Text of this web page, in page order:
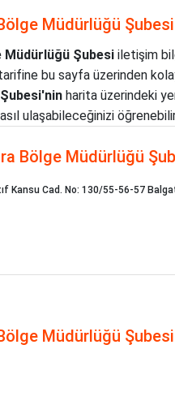
Müdürlüğü
Şubesi iletişim
bu sayfa üzerinden
harita üzerindeki
ulaşabileceğinizi
Bölge Müdürlüğü
Kansu Cad. No: 130/55-56-57
Müdürlüğü